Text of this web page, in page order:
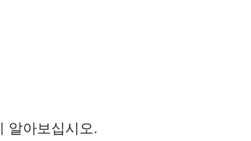
알아보십시오.